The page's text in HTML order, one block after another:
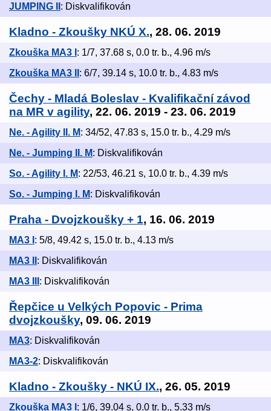
JUMPING II : Diskvalifikován
Kladno - Zkoušky NKÚ X., 28. 06. 2019
Zkouška MA3 I : 1/7, 37.68 s, 0.0 tr. b., 4.96 m/s
Zkouška MA3 II : 6/7, 39.14 s, 10.0 tr. b., 4.83 m/s
Čechy - Mladá Boleslav - Kvalifikační závod
na MR v agility, 22. 06. 2019 - 23. 06. 2019
Ne. - Agility II. M: 34/52, 47.83 s, 15.0 tr. b., 4.29 m/s
Ne. - Jumping II. M: Diskvalifikován
So. - Agility I. M: 22/53, 46.21 s, 10.0 tr. b., 4.39 m/s
So. - Jumping I. M: Diskvalifikován
Praha - Dvojzkoušky + 1, 16. 06. 2019
MA3 I : 5/8, 49.42 s, 15.0 tr. b., 4.13 m/s
MA3 II : Diskvalifikován
MA3 III : Diskvalifikován
Řepčice u Velkých Popovic - Prima
dvojzkoušky, 09. 06. 2019
MA3: Diskvalifikován
MA3-2: Diskvalifikován
Kladno - Zkoušky - NKÚ IX., 26. 05. 2019
Zkouška MA3 I : 1/6, 39.04 s, 0.0 tr. b., 5.33 m/s